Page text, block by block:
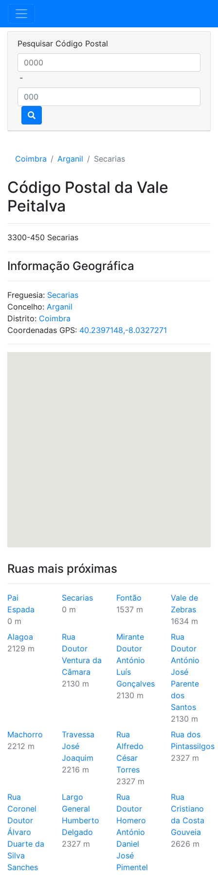
Pesquisar Código Postal
-
Coimbra Arganil Secarias
Código Postal da Vale
Peitalva
3300-450 Secarias
Informação Geográfica
Freguesia: Secarias
Concelho: Arganil
Distrito: Coimbra
Coordenadas GPS: 40.2397148,-8.0327271
Ruas mais próximas
Pai
Espada
0 m
Secarias
0 m
Fontão
1537 m
Vale de
Zebras
1634 m
Alagoa
2129 m
Rua
Doutor
Ventura da
Câmara
2130 m
Mirante
Doutor
António
Luís
Gonçalves
2130 m
Rua
Doutor
António
José
Parente
dos
Santos
2130 m
Machorro
2212 m
Travessa
José
Joaquim
2216 m
Rua
Alfredo
César
Torres
2327 m
Rua dos
Pintassilgos
2327 m
Rua
Coronel
Doutor
Álvaro
Duarte da
Silva
Sanches
Largo
General
Humberto
Delgado
2327 m
Rua
Doutor
Homero
António
Daniel
José
Pimentel
Rua
Cristiano
da Costa
Gouveia
2626 m